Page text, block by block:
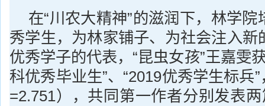
在“川农大精神”的滋润下，林学
秀学生，为林家铺子、为社会注入新
优秀学子的代表，“昆虫女孩”王嘉雯
科优秀毕业生”、“2019优秀学生标兵
=2.751），共同第一作者分别发表